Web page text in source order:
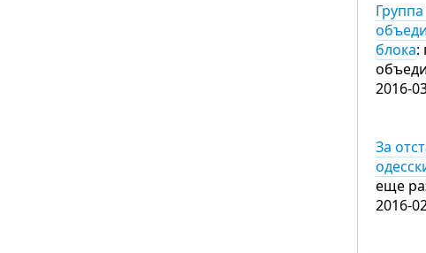
блока:
2016-
За
еще
2016-